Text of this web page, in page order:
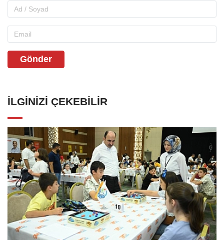
Gönder
İLGINIZI ÇEKEBILIR